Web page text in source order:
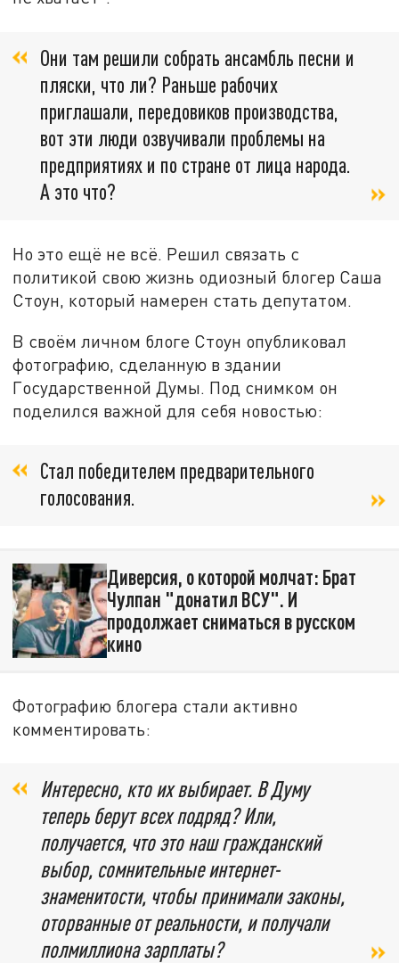
Они там решили собрать ансамбль песни и
пляски, что ли? Раньше рабочих
приглашали, передовиков производства,
вот эти люди озвучивали проблемы на
предприятиях и по стране от лица народа.
А это что?
Но это ещё не всё. Решил связать с
политикой свою жизнь одиозный блогер Саша
Стоун, который намерен стать депутатом.
В своём личном блоге Стоун опубликовал
фотографию, сделанную в здании
Государственной Думы. Под снимком он
поделился важной для себя новостью:
Стал победителем предварительного
голосования.
Диверсия, о которой молчат: Брат
Чулпан "донатил ВСУ". И
продолжает сниматься в русском
кино
Фотографию блогера стали активно
комментировать:
Интересно, кто их выбирает. В Думу
теперь берут всех подряд? Или,
получается, что это наш гражданский
выбор, сомнительные интернет-
знаменитости, чтобы принимали законы,
оторванные от реальности, и получали
полмиллиона зарплаты?